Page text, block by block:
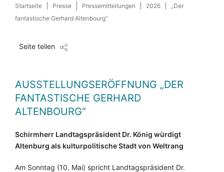
Startseite Presse Pressemitteilungen 2026
„Der
fantastische Gerhard Altenbourg“
Seite teilen
AUSSTELLUNGSERÖFFNUNG „DER
FANTASTISCHE GERHARD
ALTENBOURG“
Schirmherr Landtagspräsident Dr. König würdigt
Altenburg als kulturpolitische Stadt von Weltrang
Am Sonntag (10. Mai) spricht Landtagspräsident Dr.